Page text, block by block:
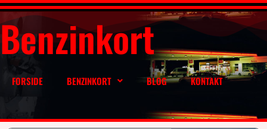
Benzinkort
FORSIDE BENZINKORT BLOG KONTAKT